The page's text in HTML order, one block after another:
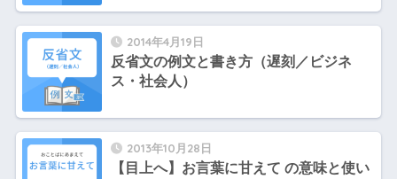
2014年4月19日
反省文の例文と書き方（遅刻／ビジネ
ス・社会人）
2013年10月28日
【目上へ】お言葉に甘えて の意味と使い